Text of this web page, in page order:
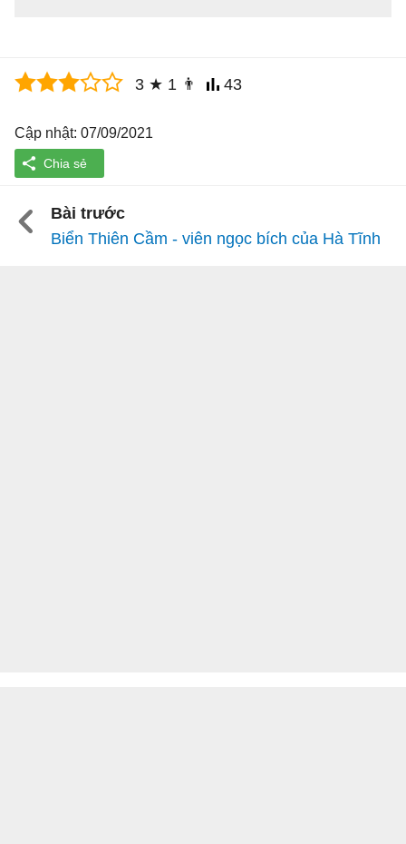
3 ★ 1 👨 43
Cập nhật: 07/09/2021
Bài trước
Biển Thiên Cầm - viên ngọc bích của Hà Tĩnh